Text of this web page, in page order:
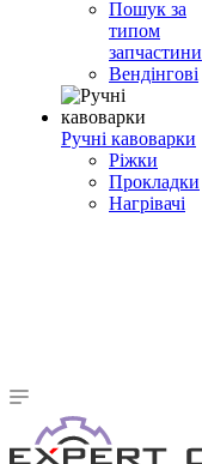
Пошук за
типом
запчастини
Вендінгові
Ручні кавоварки
Ріжки
Прокладки
Нагрівачі